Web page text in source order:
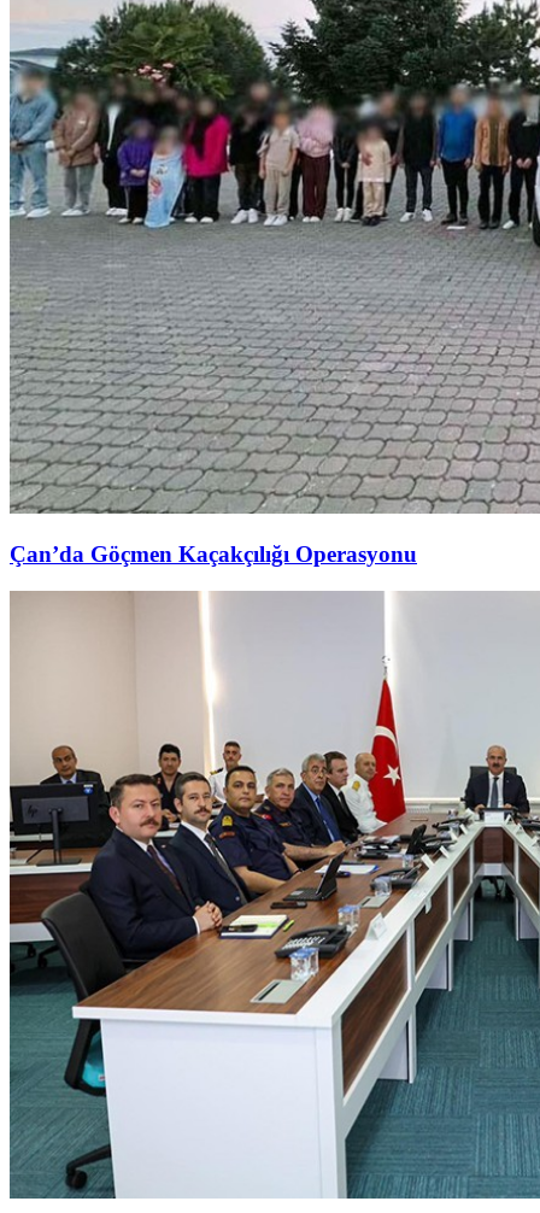
Çan’da Göçmen Kaçakçılığı Operasyonu